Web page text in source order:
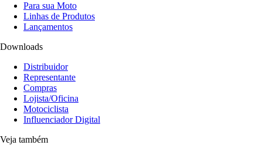
Para sua Moto
Linhas de Produtos
Lançamentos
Downloads
Distribuidor
Representante
Compras
Lojista/Oficina
Motociclista
Influenciador Digital
Veja também